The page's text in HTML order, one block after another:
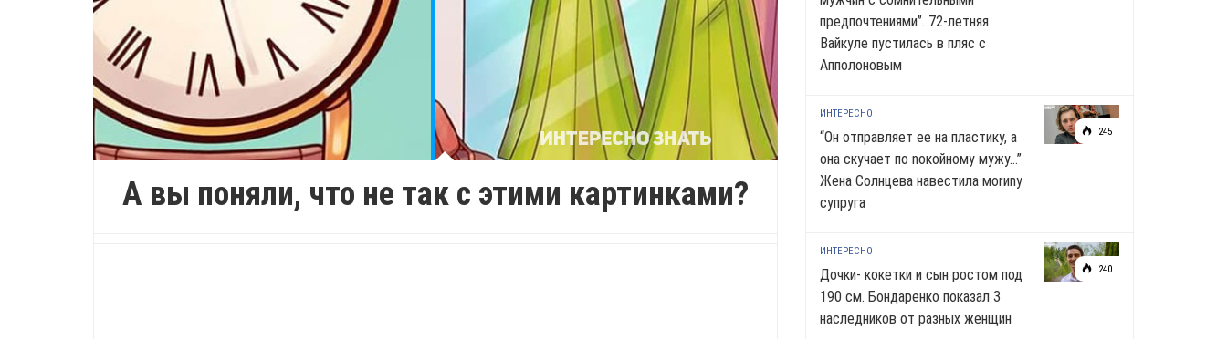
А вы поняли, что не так с этими картинками?
предпочтениями”. 72-летняя
Вайкуле пустилась в пляс с
Апполоновым
245
ИНТЕРЕСНО
“Он отправляет ее на пластику, а
она скучает по noкoйномy мужу…”
Жена Солнцева навестила моrиnу
супруга
240
ИНТЕРЕСНО
Дочки- кокетки и сын ростом под
190 см. Бондаренко показал 3
наследников от разных женщин